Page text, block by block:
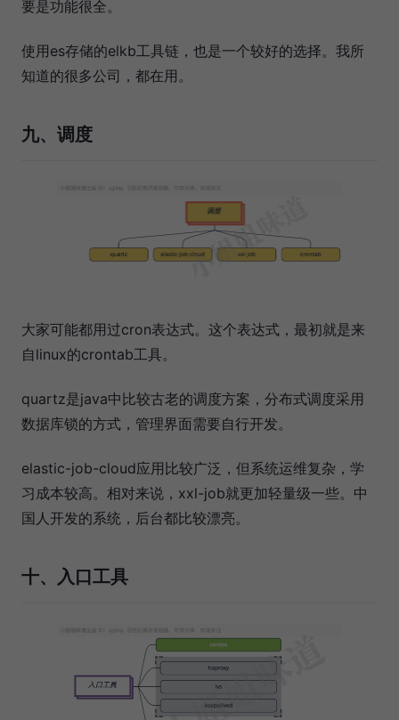
要是功能很全。
使用es存储的elkb工具链，也是一个较好的选择。我所
知道的很多公司，都在用。
九、调度
大家可能都用过cron表达式。这个表达式，最初就是来
自linux的crontab工具。
quartz是java中比较古老的调度方案，分布式调度采用
数据库锁的方式，管理界面需要自行开发。
elastic-job-cloud应用比较广泛，但系统运维复杂，学
习成本较高。相对来说，xxl-job就更加轻量级一些。中
国人开发的系统，后台都比较漂亮。
十、入口工具